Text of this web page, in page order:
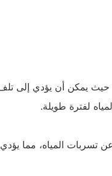
حيث يمكن أن يؤدي إلى
لفترة طويلة.
تسربات المياه، مما